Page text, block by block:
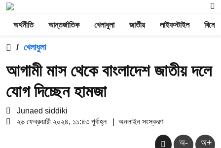
অর্থনীতি আন্তর্জাতিক খেলাধুলা জাতীয় লাইফস্টাইল
/ খেলাধুলা
আগামী মাস থেকে বাংলাদেশ জাতীয় দলে
যোগ দিচ্ছেন হামজা
Junaed siddiki
২৬ ফেব্রুয়ারী ২০২৪, ১১:৪৩ পূর্বাহ্ন
অনলাইন সংস্করণ
অ- অ+